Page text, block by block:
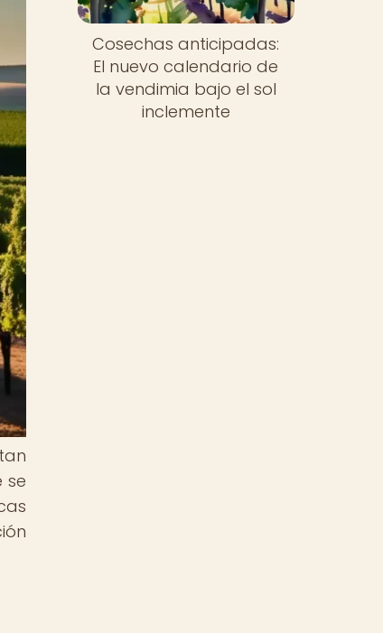
se
Cosechas anticipadas:
El nuevo calendario de
la vendimia bajo el sol
inclemente